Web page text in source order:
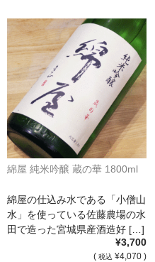
Castelmaure（ｶｽtｨﾓｰﾙ
Mas Bres（ﾏｽ･ﾌﾞﾚｽ）
France Loire/ﾌﾗﾝｽ・ﾛﾜｰﾙ
Domaine des Bois Lucas
Italia/ｲｱﾀﾘｱ
Fabulas（ﾌｧﾋﾞｭﾗｽ）
United States of America / ｱ
綿屋 純米吟醸 蔵の華 1800ml
綿屋の仕込み水である「小僧山
水」を使っている佐藤農場の水
田で造った宮城県産酒造好 […]
¥3,700
( 税込 ¥4,070 )